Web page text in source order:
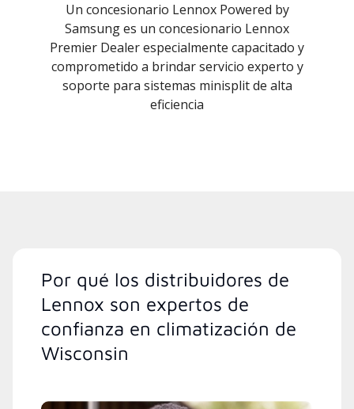
Un concesionario Lennox Powered by
Samsung es un concesionario Lennox
Premier Dealer especialmente capacitado y
comprometido a brindar servicio experto y
soporte para sistemas minisplit de alta
eficiencia
Por qué los distribuidores de
Lennox son expertos de
confianza en climatización de
Wisconsin